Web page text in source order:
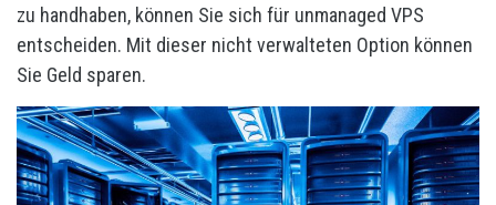
zu handhaben, können Sie sich für unmanaged VPS
entscheiden. Mit dieser nicht verwalteten Option können
Sie Geld sparen.